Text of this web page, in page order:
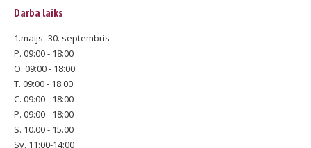
Darba laiks
1.maijs- 30. septembris
P. 09:00 - 18:00
O. 09:00 - 18:00
T. 09:00 - 18:00
C. 09:00 - 18:00
P. 09:00 - 18:00
S. 10.00 - 15.00
Sv. 11:00-14:00